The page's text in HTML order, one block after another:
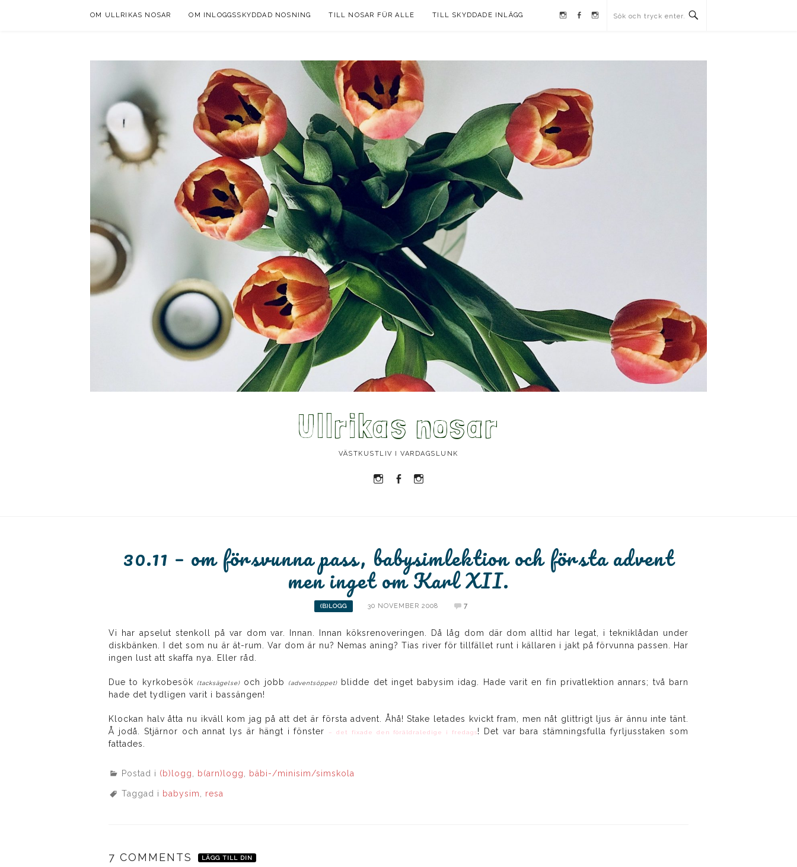
OM ULLRIKAS NOSAR OM INLOGGSSKYDDAD NOSNING TILL NOSAR FÜR ALLE TILL SKYDDADE INLÄGG Instagram
Facebook
Instagram
Ullrikas nosar
VÄSTKUSTLIV I VARDAGSLUNK
Instagram
Facebook
30.11 – om försvunna pass, babysimlektion och första advent
men inget om Karl XII.
(B)LOGG 30 NOVEMBER 2008 7
Vi har apselut stenkoll på var dom var. Innan. Innan köksrenoveringen. Då låg dom där dom alltid har legat, i tekniklådan under
diskbänken. I det som nu är ät-rum. Var dom är nu? Nemas aning? Tias river för tillfället runt i källaren i jakt på förvunna passen. Har
ingen lust att skaffa nya. Eller råd.
Due to kyrkobesök (tacksägelse) och jobb (adventsöppet)blidde det inget babysim idag. Hade varit en fin privatlektion annars; två barn
hade det tydligen varit i bassängen!
Klockan halv åtta nu ikväll kom jag på att det är första advent. Åhå! Stake letades kvickt fram, men nåt glittrigt ljus är ännu inte tänt.
Å jodå. Stjärnor och annat lys är hängt i fönster
– det fixade den föräldraledige i fredags! Det var bara stämningsfulla fyrljusstaken som
fattades.
Postad i (b)logg, b(arn)logg, bäbi-/minisim/simskola
Taggad i babysim, resa
7 COMMENTS LÄGG TILL DIN